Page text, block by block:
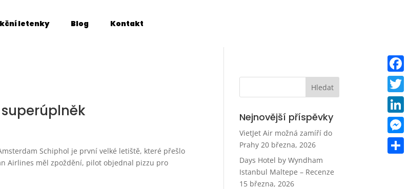
letenky Blog Kontakt
Schiphol je první velké letiště, které přešlo
Airlines měl zpoždění, pilot objednal pizzu pro
Nejnovější příspěvky
VietJet Air možná zamíří do
Prahy 20 března, 2026
Days Hotel by Wyndham
Istanbul Maltepe – Recenze
15 března, 2026